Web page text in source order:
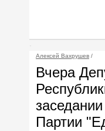
Алексей Вахрушев /
Вчера
Партии